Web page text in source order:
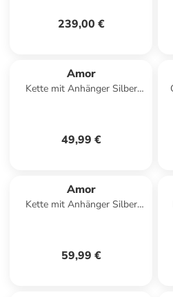
239,00 €
Amor
Kette mit Anhänger Silber
49,99 €
Amor
Kette mit Anhänger Silber
59,99 €